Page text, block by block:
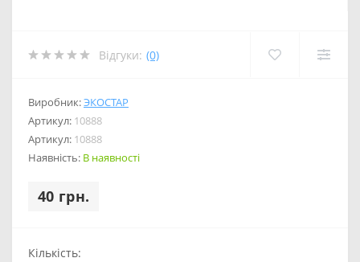
Відгуки: (0)
Виробник:ЭКОСТАР
Артикул: 10888
Артикул: 10888
Наявність: В наявності
40 грн.
Кількість: